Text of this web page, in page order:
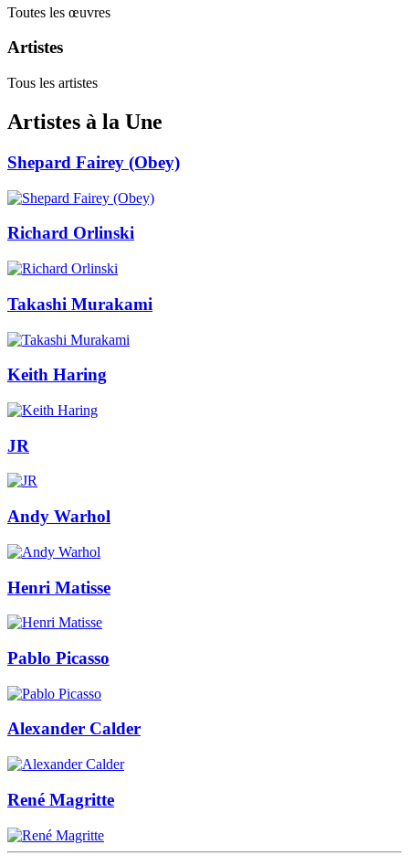
Toutes les œuvres
Artistes
Tous les artistes
Artistes à la Une
Shepard Fairey (Obey)
Richard Orlinski
Takashi Murakami
Keith Haring
JR
Andy Warhol
Henri Matisse
Pablo Picasso
Alexander Calder
René Magritte